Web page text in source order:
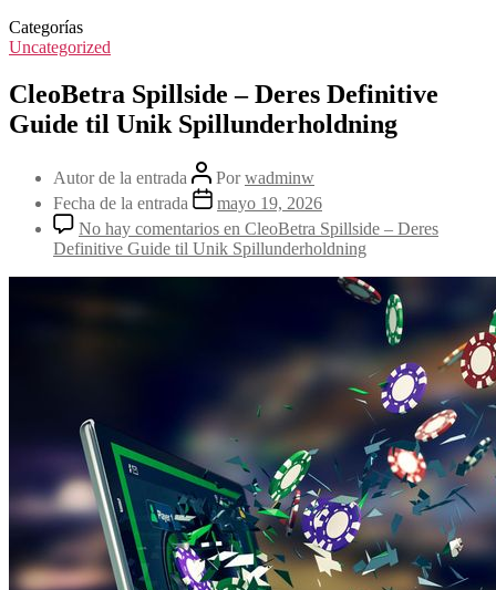
Categorías
Uncategorized
CleoBetra Spillside – Deres Definitive
Guide til Unik Spillunderholdning
Autor de la entrada Porwadminw
Fecha de la entrada
mayo 19, 2026
No hay comentarios en CleoBetra Spillside – Deres
Definitive Guide til Unik Spillunderholdning